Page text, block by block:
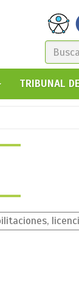
DE
GO!
TRIBUNAL